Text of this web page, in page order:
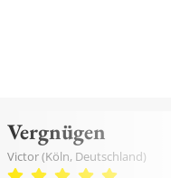
Vergnügen
Victor (Köln, Deutschland)